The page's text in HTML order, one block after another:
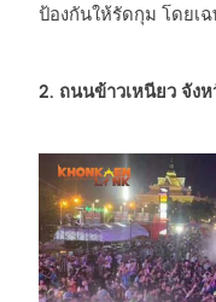
ป้องกันให้รัดกุม โดยเ
2. ถนนข้าวเหนียว จัง